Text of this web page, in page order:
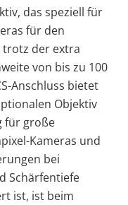
das speziell für
für den
trotz der extra
von bis zu 100
Anschluss bietet
Objektiv
für große
Kameras und
bei
Schärfentiefe
ist, ist beim